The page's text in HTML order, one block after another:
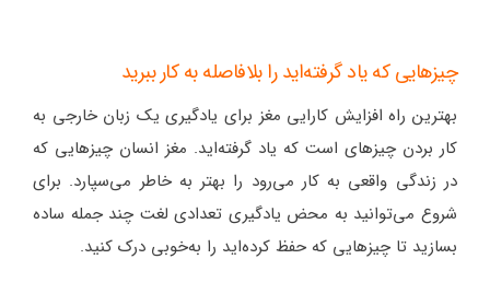
چیزهایی که یاد گرفته‌اید را بلافاصله به کار ببرید
بهترین راه افزایش کارایی مغز برای یادگیری یک زبان خارجی به
کار بردن چیزهای است که یاد گرفته‌اید. مغز انسان چیزهایی که
در زندگی واقعی به کار می‌رود را بهتر به خاطر می‌سپارد. برای
شروع می‌توانید به محض یادگیری تعدادی لغت چند جمله ساده
بسازید تا چیزهایی که حفظ کرده‌اید را به‌خوبی درک کنید.